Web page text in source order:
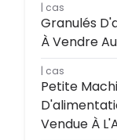
cas
Granulés
À Vendre
cas
Petite
Vendue À